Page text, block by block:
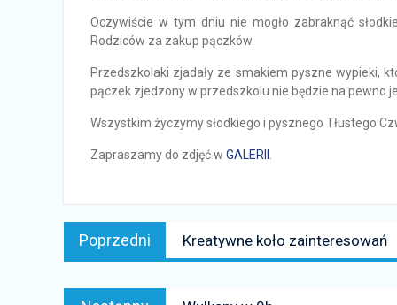
Oczywiście w tym dniu nie mogło zabraknąć
Rodziców za zakup pączków.
Przedszkolaki zjadały ze smakiem pyszne wypieki,
pączek zjedzony w przedszkolu nie będzie na pewno
Wszystkim życzymy słodkiego i pysznego Tłustego
Zapraszamy do zdjęć w GALERII
Nawigacja
wpisu
Poprzedni
news:
Kreatywne koło zainteresowań